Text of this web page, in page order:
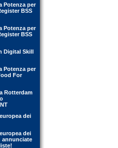
Potenza per
BSS
Potenza per
BSS
Digital Skill
Potenza per
For
Rotterdam
dei
dei
annunciate